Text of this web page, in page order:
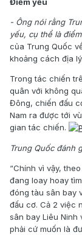
- Ông nói rằng
yếu, cụ thể là
của Trung Quốc
khoảng cách địa lý.
Trong tác chiến
quân với không
Đông, chiến đấu
Nam ra được tới
gian tác chiến.
Trung Quốc đánh
“Chính vì vậy,
đang loay hoay
đóng tàu sân bay
đấu cơ. Cả 2 việc
sân bay Liêu Ninh
phải cứ muốn là